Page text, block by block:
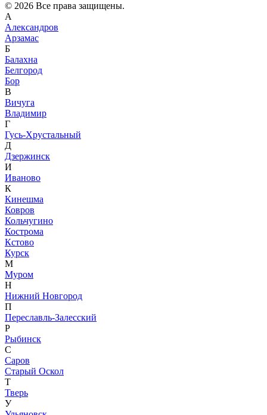
© 2026 Все права защищены.
А
Александров
Арзамас
Б
Балахна
Белгород
Бор
В
Вичуга
Владимир
Г
Гусь-Хрустальный
Д
Дзержинск
И
Иваново
К
Кинешма
Ковров
Кольчугино
Кострома
Кстово
Курск
М
Муром
Н
Нижний Новгород
П
Переславль-Залесский
Р
Рыбинск
С
Саров
Старый Оскол
Т
Тверь
У